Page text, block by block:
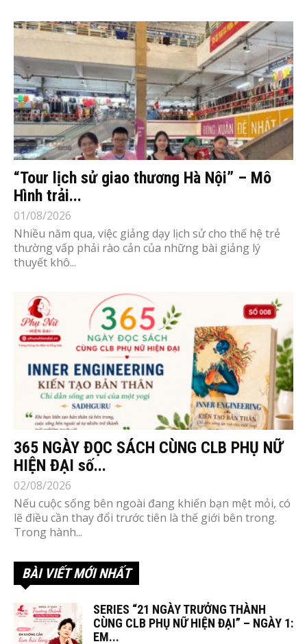
“Tour lịch sử giao thương Hà Nội” – Mô
Hình trải...
01/08/2026
Nhiều năm qua, việc giảng dạy lịch sử cho thế hệ trẻ
thường vấp phải rào cản của những bài giảng lý
thuyết khô...
365 NGÀY ĐỌC SÁCH CÙNG CLB PHỤ NỮ
HIỆN ĐẠI số...
02/08/2026
Nếu cuộc sống bên ngoài đang khiến bạn mệt mỏi, có
lẽ điều cần thay đổi trước tiên là thế giới bên trong.
Trong hành...
BÀI VIẾT MỚI NHẤT
SERIES “21 NGÀY TRƯỞNG THÀNH
CÙNG CLB PHỤ NỮ HIỆN ĐẠI” – NGÀY 1:
EM...